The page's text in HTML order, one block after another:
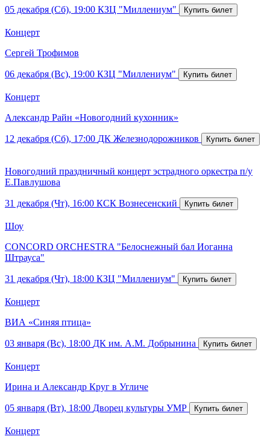
05 декабря (Сб), 19:00 КЗЦ "Миллениум"
Концерт
Сергей Трофимов
06 декабря (Вс), 19:00 КЗЦ "Миллениум"
Концерт
Александр Райн «Новогодний кухонник»
12 декабря (Сб), 17:00 ДК Железнодорожников
Новогодний праздничный концерт эстрадного оркестра п/у
Е.Павлушова
31 декабря (Чт), 16:00 КСК Вознесенский
Шоу
CONCORD ORCHESTRA "Белоснежный бал Иоганна
Штрауса"
31 декабря (Чт), 18:00 КЗЦ "Миллениум"
Концерт
ВИА «Синяя птица»
03 января (Вс), 18:00 ДК им. А.М. Добрынина
Концерт
Ирина и Александр Круг в Угличе
05 января (Вт), 18:00 Дворец культуры УМР
Концерт